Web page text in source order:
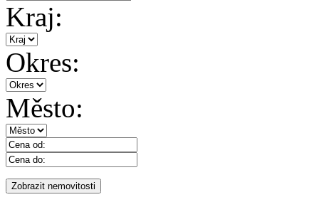
Kraj:
Okres:
Město: